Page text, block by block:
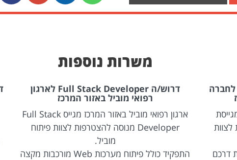
משרות נוספות
לחברה
דרכם
דרוש/ה Full Stack Developer לארגון
רפואי מוביל באזור המרכז
ארגון רפואי מוביל באזור המרכז מגייס Full Stack
Developer מנוסה להצטרפות לצוות פיתוח
מוביל.
התפקיד כולל פיתוח מערכות Web מורכבות מקצה